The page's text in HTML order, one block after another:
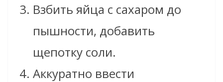
Взбить яйца с сахаром до
пышности, добавить
щепотку соли.
Аккуратно ввести